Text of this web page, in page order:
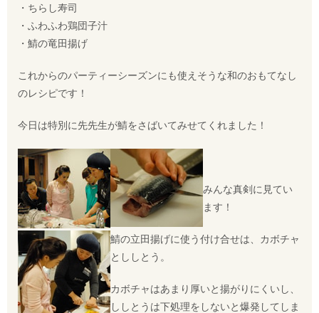
・ちらし寿司
・ふわふわ鶏団子汁
・鯖の竜田揚げ
これからのパーティーシーズンにも使えそうな和のおもてなし
のレシピです！
今日は特別に先先生が鯖をさばいてみせてくれました！
みんな真剣に見てい
ます！
鯖の立田揚げに使う付け合せは、カボチャ
とししとう。
カボチャはあまり厚いと揚がりにくいし、
ししとうは下処理をしないと爆発してしま